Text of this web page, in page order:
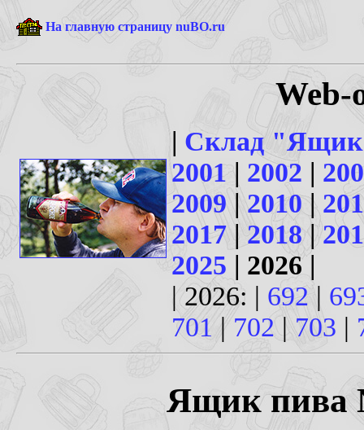
На главную страницу nuBO.ru
| Склад
2001 | 2002 |
2009| 2010|
2017 | 2018|
2025 | 2026 |
| 2026: | 692|
701 | 702 |703 |
Ящик пива